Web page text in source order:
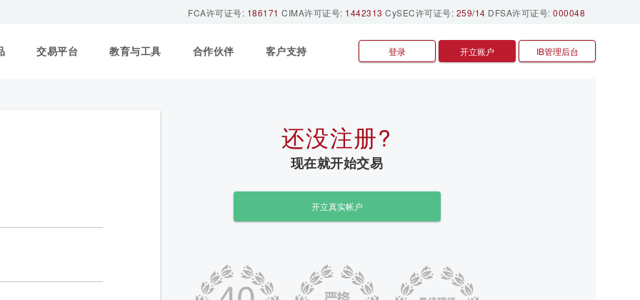
FCA许可证号: 186171 CIMA许可证号: 1442313 CySEC许可证号: 259/14 DFSA许可证号: 000048
登录 开立账户 IB管理后台
交易平台 教育与工具 合作伙伴 客户支持
还没注册?
现在就开始交易
开立真实帐户